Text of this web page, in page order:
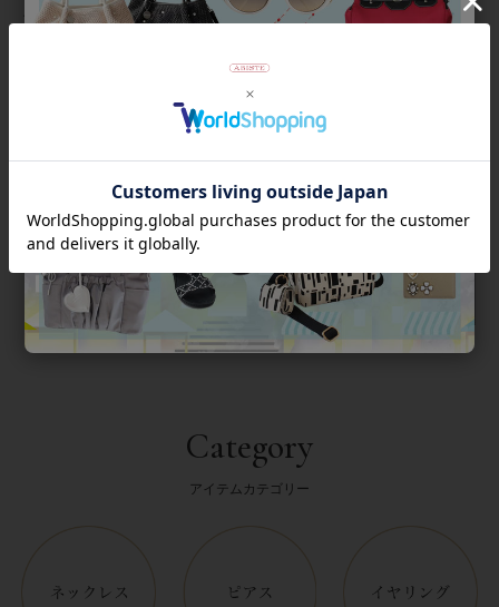
上質な樹脂、ポリエステルレジンの特性を活かし、ガラスのよ
Category
アイテムカテゴリー